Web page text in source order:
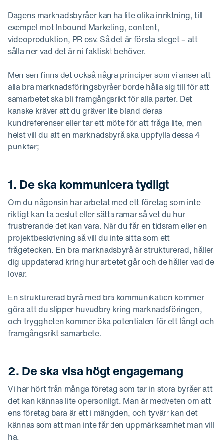
Dagens marknadsbyråer kan ha lite olika inriktning, till
exempel mot Inbound Marketing, content,
videoproduktion, PR osv. Så det är första steget – att
sålla ner vad det är ni faktiskt behöver.
Men sen finns det också några principer som vi anser att
alla bra marknadsföringsbyråer borde hålla sig till för att
samarbetet ska bli framgångsrikt för alla parter. Det
kanske kräver att du gräver lite bland deras
kundreferenser eller tar ett möte för att fråga lite, men
helst vill du att en marknadsbyrå ska uppfylla dessa 4
punkter;
1. De ska kommunicera tydligt
Om du någonsin har arbetat med ett företag som inte
riktigt kan ta beslut eller sätta ramar så vet du hur
frustrerande det kan vara. När du får en tidsram eller en
projektbeskrivning så vill du inte sitta som ett
frågetecken. En bra marknadsbyrå är strukturerad, håller
dig uppdaterad kring hur arbetet går och de håller vad de
lovar.
En strukturerad byrå med bra kommunikation kommer
göra att du slipper huvudbry kring marknadsföringen,
och tryggheten kommer öka potentialen för ett långt och
framgångsrikt samarbete.
2. De ska visa högt engagemang
Vi har hört från många företag som tar in stora byråer att
det kan kännas lite opersonligt. Man är medveten om att
ens företag bara är ett i mängden, och tyvärr kan det
kännas som att man inte får den uppmärksamhet man vill
ha.